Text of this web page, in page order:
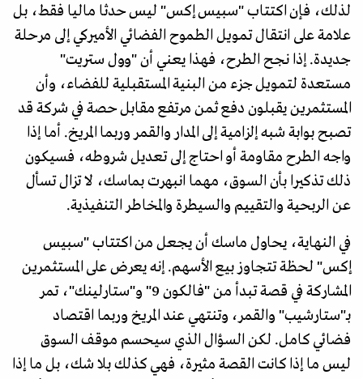
لذلك، فإن اكتتاب "سبيس إكس" ليس حدثا ماليا فقط، بل
علامة على انتقال تمويل الطموح الفضائي الأميركي إلى مرحلة
جديدة. إذا نجح الطرح، فهذا يعني أن "وول ستريت"
مستعدة لتمويل جزء من البنية المستقبلية للفضاء، وأن
المستثمرين يقبلون دفع ثمن مرتفع مقابل حصة في شركة قد
تصبح بوابة شبه إلزامية إلى المدار والقمر وربما المريخ. أما إذا
واجه الطرح مقاومة أو احتاج إلى تعديل شروطه، فسيكون
ذلك تذكيرا بأن السوق، مهما انبهرت بماسك، لا تزال تسأل
عن الربحية والتقييم والسيطرة والمخاطر التنفيذية.
في النهاية، يحاول ماسك أن يجعل من اكتتاب "سبيس
إكس" لحظة تتجاوز بيع الأسهم. إنه يعرض على المستثمرين
المشاركة في قصة تبدأ من "فالكون 9" و"ستارلينك"، تمر
بـ"ستارشيب" والقمر، وتنتهي عند المريخ وربما اقتصاد
فضائي كامل. لكن السؤال الذي سيحسم موقف السوق
ليس ما إذا كانت القصة مثيرة، فهي كذلك بلا شك، بل ما إذا